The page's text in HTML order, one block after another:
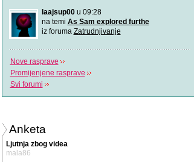
laajsup00u 09:28
na temi As Sam explored furthe
iz foruma Zatrudnjivanje
Nove rasprave
Promijenjene rasprave
Svi forumi
Anketa
Ljutnja zbog videa
mala86